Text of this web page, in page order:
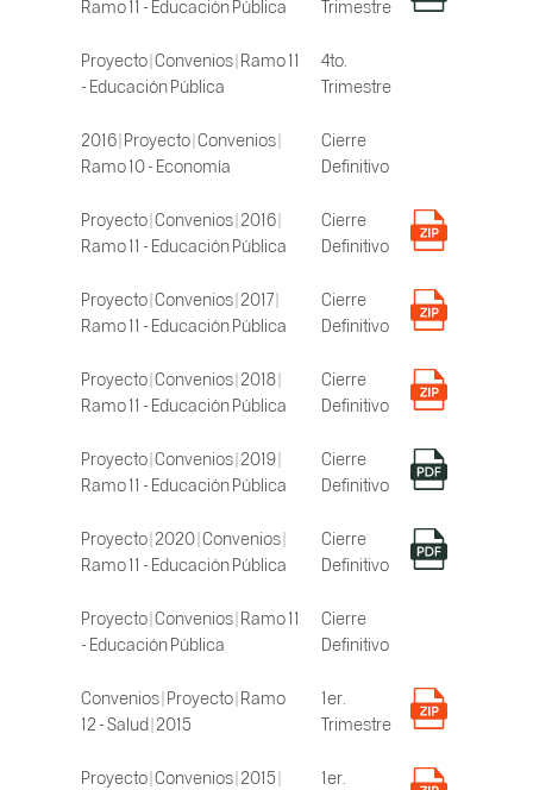
Ramo 11 - Educación Pública Trimestre
Proyecto | Convenios | Ramo 11
- Educación Pública
4to.
Trimestre
2016 | Proyecto | Convenios |
Ramo 10 - Economía
Cierre
Definitivo
Proyecto | Convenios | 2016 |
Ramo 11 - Educación Pública
Cierre
Definitivo
Proyecto | Convenios | 2017 |
Ramo 11 - Educación Pública
Cierre
Definitivo
Proyecto | Convenios | 2018 |
Ramo 11 - Educación Pública
Cierre
Definitivo
Proyecto | Convenios | 2019 |
Ramo 11 - Educación Pública
Cierre
Definitivo
Proyecto | 2020 | Convenios |
Ramo 11 - Educación Pública
Cierre
Definitivo
Proyecto | Convenios | Ramo 11
- Educación Pública
Cierre
Definitivo
Convenios | Proyecto | Ramo
12 - Salud | 2015
1er.
Trimestre
Proyecto | Convenios | 2015 |
1er.